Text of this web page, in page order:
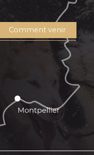
Comment venir